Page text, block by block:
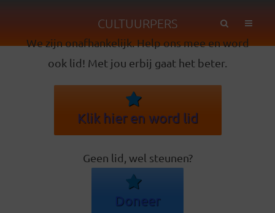
CULTUURPERS
We zijn onafhankelijk. Help ons mee en word
ook lid! Met jou erbij gaat het beter.
Klik hier en word lid
Geen lid, wel steunen?
Doneer